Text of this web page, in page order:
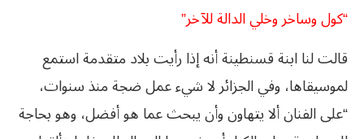
“كول وساخر وخلي الدالة للآخر”
قالت لنا ابنة قسنطينة أنه إذا رأيت بلاد متقدمة استمع
لموسيقاها، وفي الجزائر لا شيء عمل ضجة منذ سنوات،
“على الفنان ألا يتهاون وأن يبحث عما هو أفضل، وهو بحاجة